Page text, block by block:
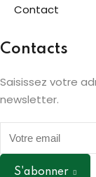
Contact
Contacts
Saisissez votre
newsletter.
S'abonner